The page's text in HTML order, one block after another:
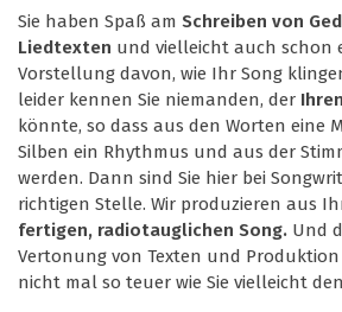
Sie haben Spaß am Schreiben von
Liedtexten und vielleicht auch schon
Vorstellung davon, wie Ihr Song
leider kennen Sie niemanden, der
könnte, so dass aus den Worten eine
Silben ein Rhythmus und aus der
werden. Dann sind Sie hier bei
richtigen Stelle. Wir produzieren aus
fertigen, radiotauglichen Song. Und
Vertonung von Texten und Produktion
nicht mal so teuer wie Sie vielleicht